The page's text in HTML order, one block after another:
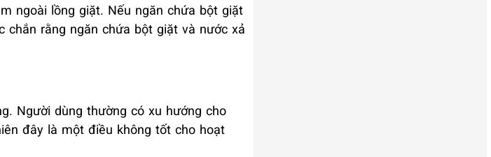
ngoài lồng giặt. Nếu ngăn chứa bột giặt
chắn rằng ngăn chứa bột giặt và nước xả
Người dùng thường có xu hướng cho
đây là một điều không tốt cho hoạt